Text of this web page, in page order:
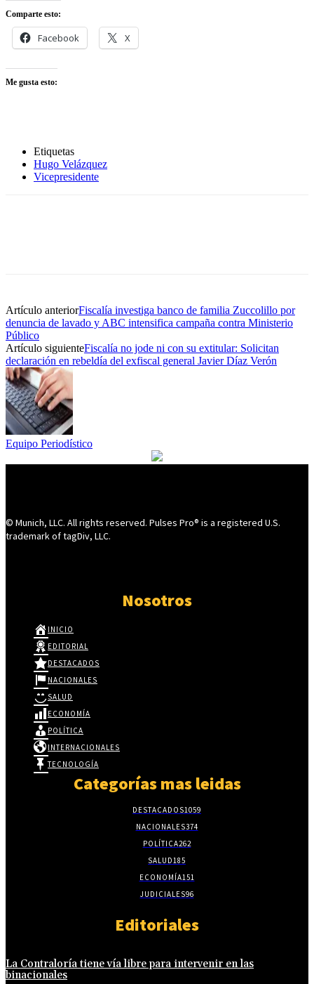
Comparte esto:
Facebook X
Me gusta esto:
Etiquetas
Hugo Velázquez
Vicepresidente
Artículo anteriorFiscalía investiga banco de familia Zuccolillo por
denuncia de lavado y ABC intensifica campaña contra Ministerio
Público
Artículo siguienteFiscalía no jode ni con su extitular: Solicitan
declaración en rebeldía del exfiscal general Javier Díaz Verón
Equipo Periodístico
© Munich, LLC. All rights reserved. Pulses Pro® is a registered U.S.
trademark of tagDiv, LLC.
Nosotros
INICIO
EDITORIAL
DESTACADOS
NACIONALES
SALUD
ECONOMÍA
POLÍTICA
INTERNACIONALES
TECNOLOGÍA
Categorías mas leidas
DESTACADOS1059
NACIONALES374
POLÍTICA262
SALUD185
ECONOMÍA151
JUDICIALES96
Editoriales
La Contraloría tiene vía libre para intervenir en las
binacionales